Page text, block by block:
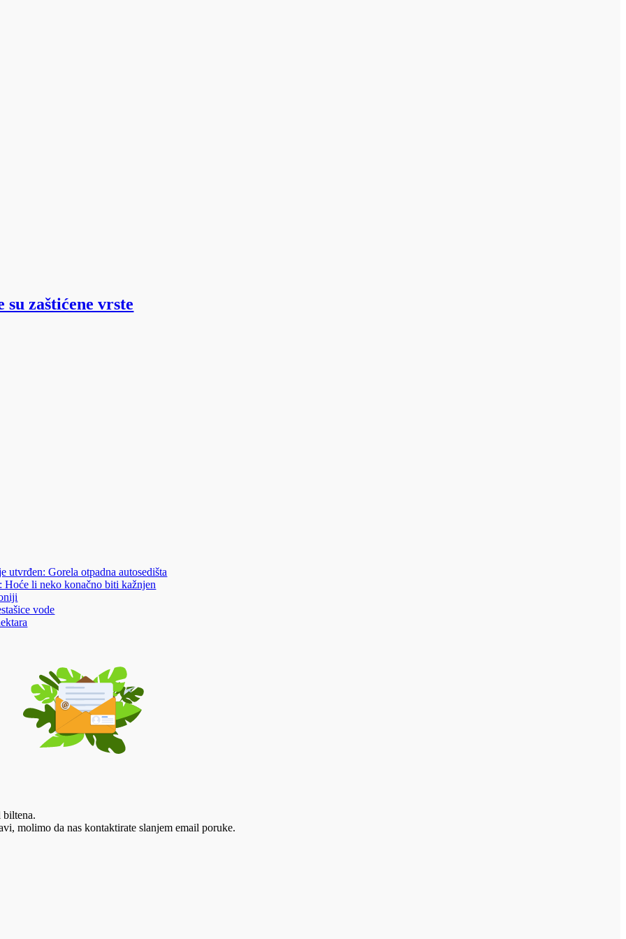
zaštićene vrste
Gorela otpadna autosedišta
Hoće li neko konačno biti kažnjen
vode
biltena.
molimo da nas kontaktirate slanjem email poruke.